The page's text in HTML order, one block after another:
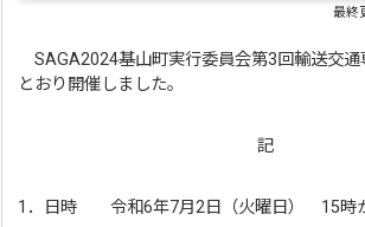
最終
SAGA2024基山町実行委員会第3回輸送交通
とおり開催しました。
記
1．日時 令和6年7月2日（火曜日） 15時